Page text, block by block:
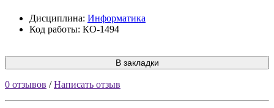
Дисциплина: Информатика
Код работы: КО-1494
В закладки
0 отзывов /Написать отзыв